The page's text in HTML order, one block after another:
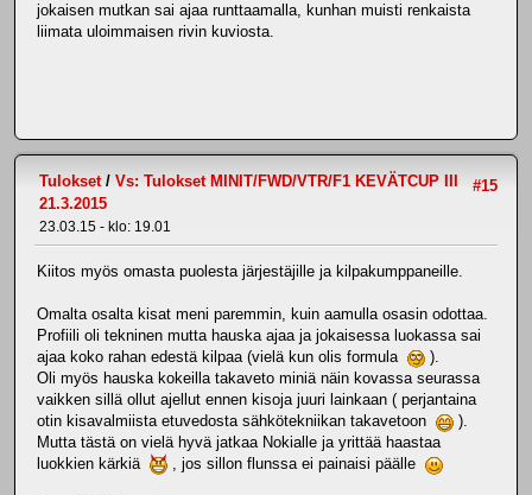
jokaisen mutkan sai ajaa runttaamalla, kunhan muisti renkaista
liimata uloimmaisen rivin kuviosta.
#15
Tulokset/ Vs: Tulokset MINIT/FWD/VTR/F1 KEVÄTCUP III
21.3.2015
23.03.15 - klo: 19.01
Kiitos myös omasta puolesta järjestäjille ja kilpakumppaneille.
Omalta osalta kisat meni paremmin, kuin aamulla osasin odottaa.
Profiili oli tekninen mutta hauska ajaa ja jokaisessa luokassa sai
ajaa koko rahan edestä kilpaa (vielä kun olis formula
).
Oli myös hauska kokeilla takaveto miniä näin kovassa seurassa
vaikken sillä ollut ajellut ennen kisoja juuri lainkaan ( perjantaina
otin kisavalmiista etuvedosta sähkötekniikan takavetoon
).
Mutta tästä on vielä hyvä jatkaa Nokialle ja yrittää haastaa
luokkien kärkiä
, jos sillon flunssa ei painaisi päälle